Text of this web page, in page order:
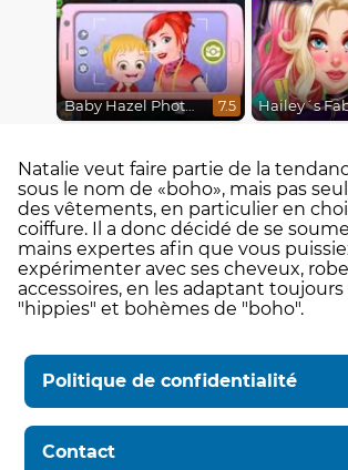
Baby Hazel Photoshoot 7.5
Natalie veut faire partie de la
sous le nom de «boho», mais pas
des vêtements, en particulier en
coiffure. Il a donc décidé de se
mains expertes afin que vous
expérimenter avec ses cheveux,
accessoires, en les adaptant
"hippies" et bohèmes de "boho".
Politique de confidentialité
Contact